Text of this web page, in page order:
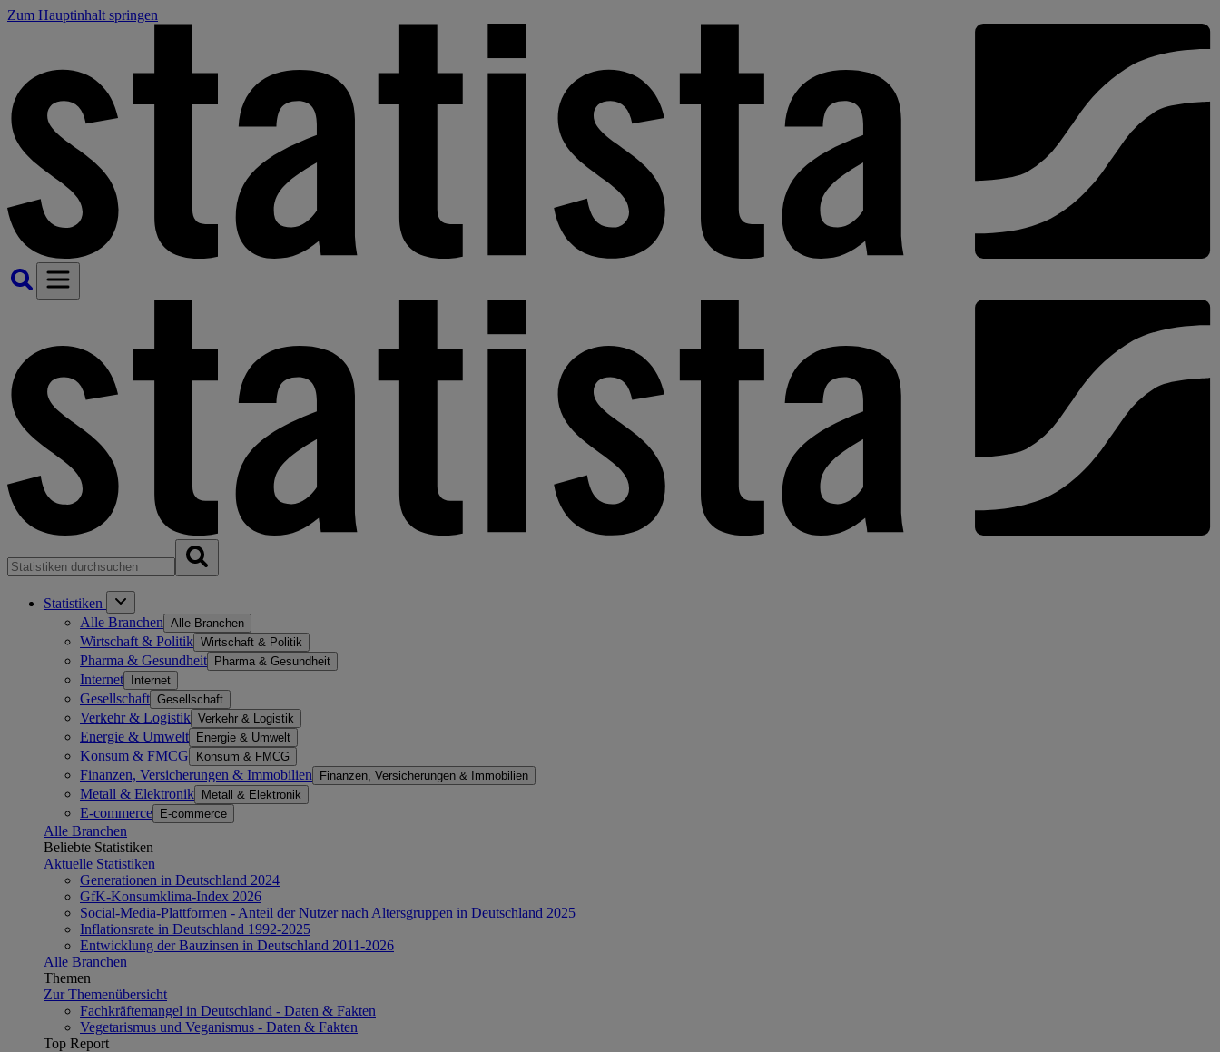
Zum Hauptinhalt springen
Statistiken
Alle Branchen Alle Branchen
Wirtschaft & Politik Wirtschaft & Politik
Pharma & Gesundheit Pharma & Gesundheit
Internet Internet
Gesellschaft Gesellschaft
Verkehr & Logistik Verkehr & Logistik
Energie & Umwelt Energie & Umwelt
Konsum & FMCG Konsum & FMCG
Finanzen, Versicherungen & Immobilien Finanzen, Versicherungen & Immobilien
Metall & Elektronik Metall & Elektronik
E-commerce E-commerce
Alle Branchen
Beliebte Statistiken
Aktuelle Statistiken
Generationen in Deutschland 2024
GfK-Konsumklima-Index 2026
Social-Media-Plattformen - Anteil der Nutzer nach Altersgruppen in Deutschland 2025
Inflationsrate in Deutschland 1992-2025
Entwicklung der Bauzinsen in Deutschland 2011-2026
Alle Branchen
Themen
Zur Themenübersicht
Fachkräftemangel in Deutschland - Daten & Fakten
Vegetarismus und Veganismus - Daten & Fakten
Top Report